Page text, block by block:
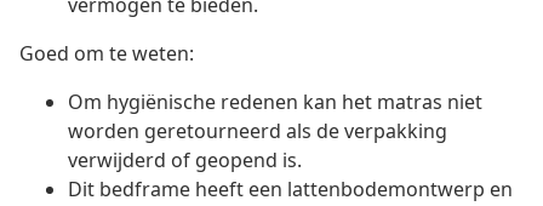
Goed om te weten:
Om hygiënische redenen kan het matras niet
worden geretourneerd als de verpakking
verwijderd of geopend is.
Dit bedframe heeft een lattenbodemontwerp en